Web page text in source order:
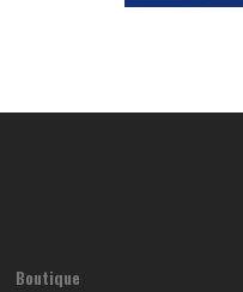
Boutique